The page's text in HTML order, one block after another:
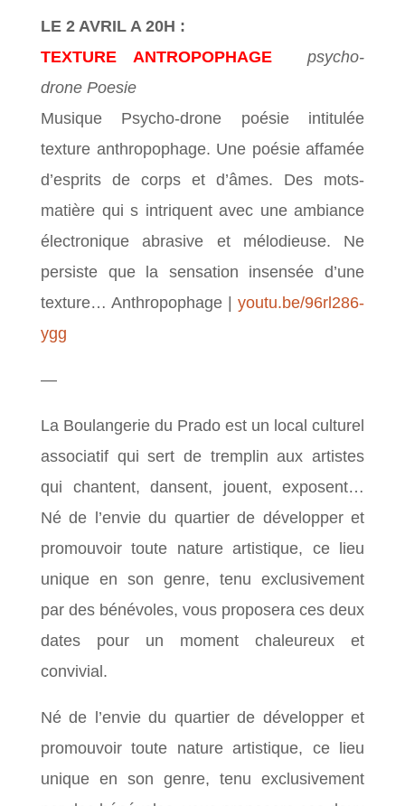
LE 2 AVRIL A 20H :
TEXTURE ANTROPOPHAGE
psycho-
drone Poesie
Musique Psycho-drone poésie intitulée
texture anthropophage. Une poésie affamée
d’esprits de corps et d’âmes. Des mots-
matière qui s intriquent avec une ambiance
électronique abrasive et mélodieuse. Ne
persiste que la sensation insensée d’une
texture… Anthropophage | youtu.be/96rl286-
ygg
—
La Boulangerie du Prado est un local culturel
associatif qui sert de tremplin aux artistes
qui chantent, dansent, jouent, exposent…
Né de l’envie du quartier de développer et
promouvoir toute nature artistique, ce lieu
unique en son genre, tenu exclusivement
par des bénévoles, vous proposera ces deux
dates pour un moment chaleureux et
convivial.
Né de l’envie du quartier de développer et
promouvoir toute nature artistique, ce lieu
unique en son genre, tenu exclusivement